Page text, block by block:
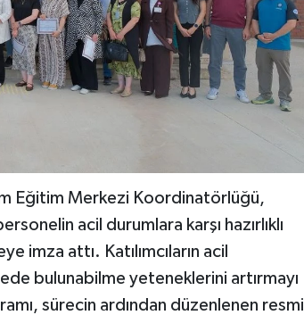
Eğitim Merkezi Koordinatörlüğü,
acil durumlara karşı hazırlıklı
imza attı. Katılımcıların acil
bulunabilme yeteneklerini artırmayı
sürecin ardından düzenlenen resmi